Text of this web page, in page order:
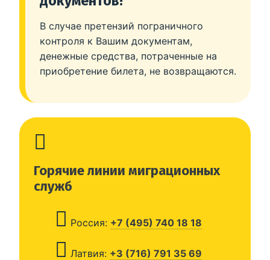
В случае претензий пограничного
контроля к Вашим документам,
денежные средства, потраченные на
приобретение билета, не возвращаются.
Горячие линии миграционных
служб
Россия: +7 (495) 740 18 18
Латвия: +3 (716) 791 35 69